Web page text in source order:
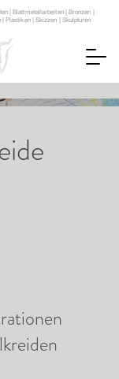
| Blattmetallarbeiten | Bronzen |
Plastiken | Skizzen | Skulpturen